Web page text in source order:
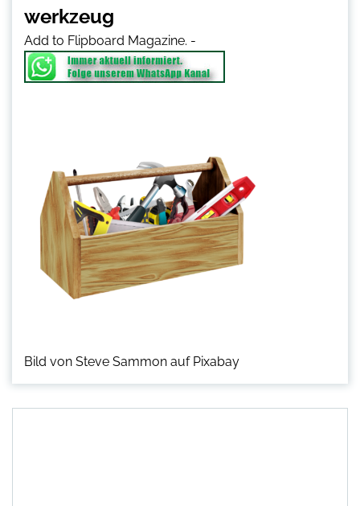
werkzeug
Add to Flipboard Magazine. -
Bild von Steve Sammon auf Pixabay